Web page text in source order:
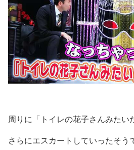
周りに「トイレの花子さんみたい
さらにエスカートしていったそう